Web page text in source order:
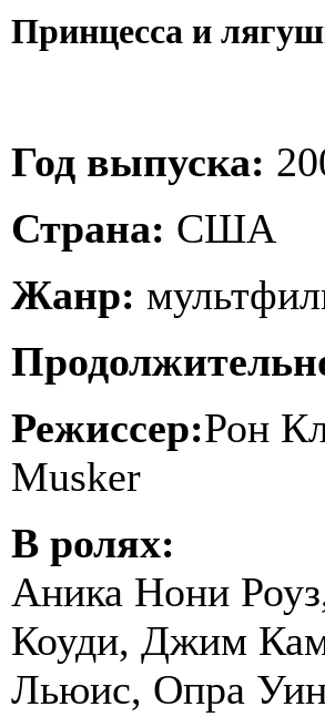
Принцесса и
Год выпуска:
Страна: США
Жанр:
Режиссер:Рон
Musker
В ролях:
Аника Нони
Коуди, Джим
Льюис, Опра